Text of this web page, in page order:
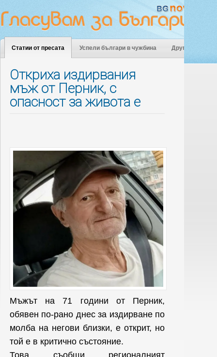
Статии от пресата Успели българи в чужбина Други
Откриха издирвания
мъж от Перник, с
опасност за живота е
Мъжът на 71 години от Перник,
обявен по-рано днес за издирване по
молба на негови близки, е открит, но
той е в критично състояние.
Това съобщи регионалният